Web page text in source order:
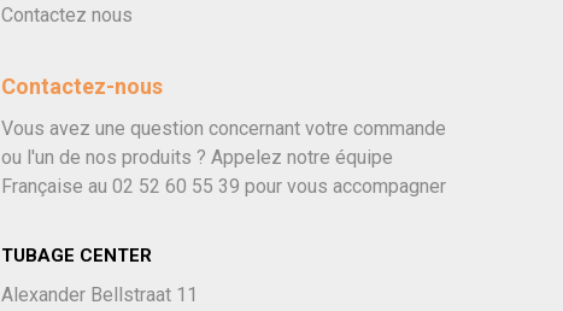
Contactez nous
Contactez-nous
Vous avez une question concernant votre commande
ou l'un de nos produits ? Appelez notre équipe
Française au 02 52 60 55 39 pour vous accompagner
TUBAGE CENTER
Alexander Bellstraat 11